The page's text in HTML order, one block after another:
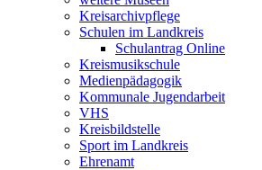
Kreisarchivpflege
Schulen im Landkreis
Schulantrag Online
Kreismusikschule
Medienpädagogik
Kommunale Jugendarbeit
VHS
Kreisbildstelle
Sport im Landkreis
Ehrenamt